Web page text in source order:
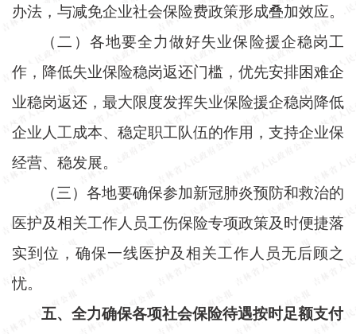
办法，与减免企业社会保险费政策形成叠加效应。
（二）各地要全力做好失业保险援企稳岗工
作，降低失业保险稳岗返还门槛，优先安排困难企
业稳岗返还，最大限度发挥失业保险援企稳岗降低
企业人工成本、稳定职工队伍的作用，支持企业保
经营、稳发展。
（三）各地要确保参加新冠肺炎预防和救治的
医护及相关工作人员工伤保险专项政策及时便捷落
实到位，确保一线医护及相关工作人员无后顾之
忧。
五、全力确保各项社会保险待遇按时足额支付